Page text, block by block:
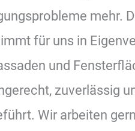
mehr.
für uns in
und
zuverlässig
Wir arbeiten